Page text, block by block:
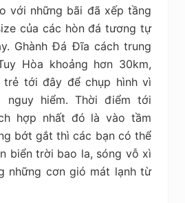
với những bãi đã xếp tầng
của các hòn đá tương tự
Ghành Đá Đĩa cách trung
Hòa khoảng hơn 30km,
trẻ tới đây để chụp hình vì
nguy hiểm. Thời điểm tới
hợp nhất đó là vào tầm
bớt gắt thì các bạn có thể
biển trời bao la, sóng vỗ xì
những cơn gió mát lạnh từ